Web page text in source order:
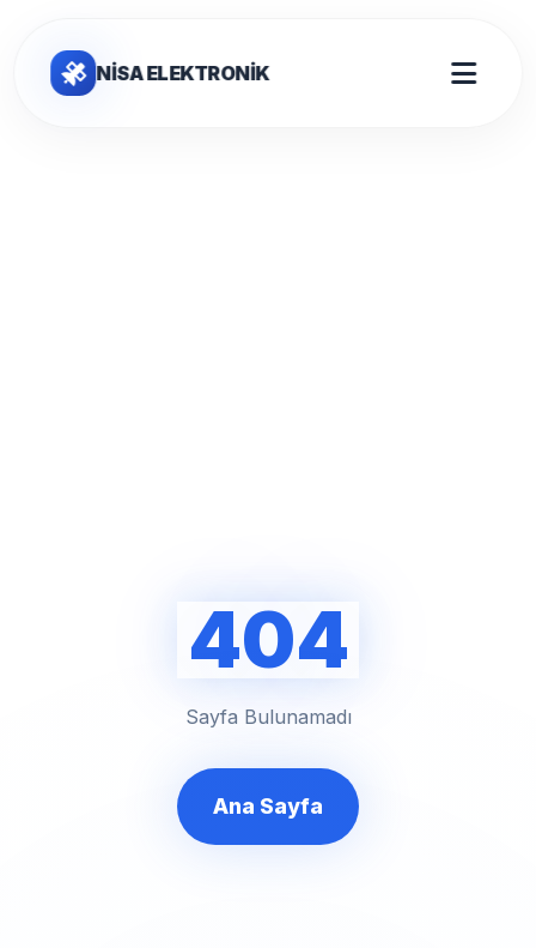
NİSA ELEKTRONİK
404
Sayfa Bulunamadı
Ana Sayfa